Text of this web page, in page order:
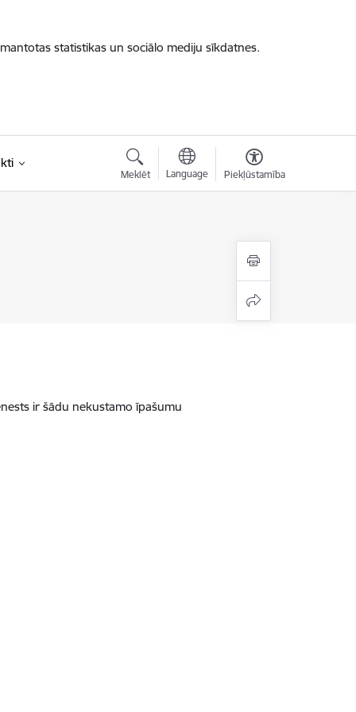
statistikas un sociālo mediju sīkdatnes.
Meklēt Language Piekļūstamība
ir šādu nekustamo īpašumu